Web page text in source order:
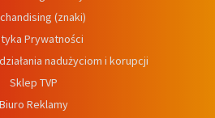
(znaki)
Prywatności
nadużyciom i korupcji
Sklep TVP
Biuro Reklamy